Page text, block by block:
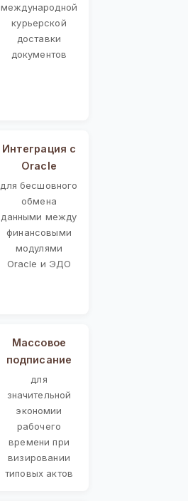
международной
курьерской
доставки
документов
Интеграция с
Oracle
для бесшовного
обмена
данными между
финансовыми
модулями
Oracle и ЭДО
Массовое
подписание
для
значительной
экономии
рабочего
времени при
визировании
типовых актов